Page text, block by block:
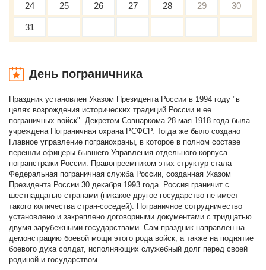
24 25 26 27 28 29 30
31
День пограничника
Праздник установлен Указом Президента России в 1994 году "в
целях возрождения исторических традиций России и ее
пограничных войск". Декретом Совнаркома 28 мая 1918 года была
учреждена Пограничная охрана РСФСР. Тогда же было создано
Главное управление погранохраны, в которое в полном составе
перешли офицеры бывшего Управления отдельного корпуса
погранстражи России. Правопреемником этих структур стала
Федеральная пограничная служба России, созданная Указом
Президента России 30 декабря 1993 года. Россия граничит с
шестнадцатью странами (никакое другое государство не имеет
такого количества стран-соседей). Пограничное сотрудничество
установлено и закреплено договорными документами с тридцатью
двумя зарубежными государствами. Сам праздник направлен на
демонстрацию боевой мощи этого рода войск, а также на поднятие
боевого духа солдат, исполняющих служебный долг перед своей
родиной и государством.